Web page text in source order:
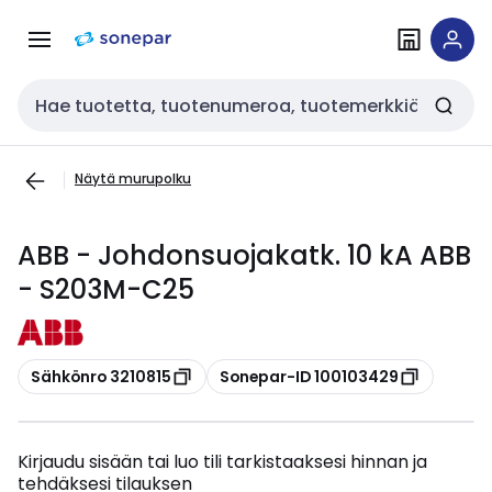
navigointiinsisältöön
Haku
Näytä murupolku
ABB - Johdonsuojakatk. 10 kA ABB
- S203M-C25
Kopioi
Sähkönro 3210815 Kopioi
Sonepar-ID 100103429
Kirjaudu sisään tai luo tili tarkistaaksesi hinnan ja
tehdäksesi tilauksen